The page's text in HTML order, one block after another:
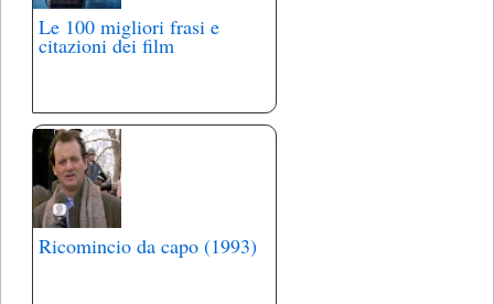
Le 100 migliori frasi e
citazioni dei film
Ricomincio da capo (1993)